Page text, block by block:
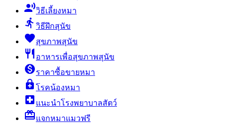
record_voice_overวิธีเลี้ยงหมา
directions_run วิธีฝึกสุนัข
favoriteสุขภาพสุนัข
restaurant อาหารเพื่อสุขภาพสุนัข
monetization_onราคาซื้อขายหมา
enhanced_encryption โรคน้องหมา
local_hospital แนะนำโรงพยาบาลสัตว์
card_giftcardแจกหมาแมวฟรี